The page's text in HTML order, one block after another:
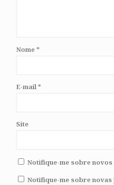
Nome *
E-mail*
Site
Notifique-me sobre
Notifique-me sobre